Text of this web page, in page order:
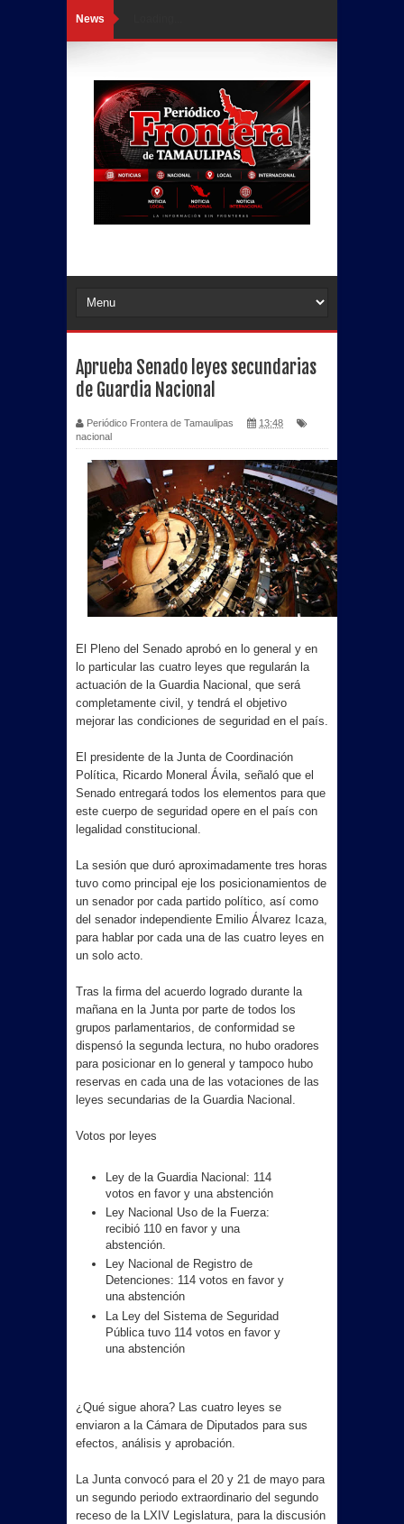
News
Aprueba Senado leyes secundarias
de Guardia Nacional
Periódico Frontera de Tamaulipas
13:48
nacional
El Pleno del Senado aprobó en lo general y en
lo particular las cuatro leyes que regularán la
actuación de la Guardia Nacional, que será
completamente civil, y tendrá el objetivo
mejorar las condiciones de seguridad en el país.
El presidente de la Junta de Coordinación
Política, Ricardo Moneral Ávila, señaló que el
Senado entregará todos los elementos para que
este cuerpo de seguridad opere en el país con
legalidad constitucional.
La sesión que duró aproximadamente tres horas
tuvo como principal eje los posicionamientos de
un senador por cada partido político, así como
del senador independiente Emilio Álvarez Icaza,
para hablar por cada una de las cuatro leyes en
un solo acto.
Tras la firma del acuerdo logrado durante la
mañana en la Junta por parte de todos los
grupos parlamentarios, de conformidad se
dispensó la segunda lectura, no hubo oradores
para posicionar en lo general y tampoco hubo
reservas en cada una de las votaciones de las
leyes secundarias de la Guardia Nacional.
Votos por leyes
Ley de la Guardia Nacional: 114
votos en favor y una abstención
Ley Nacional Uso de la Fuerza:
recibió 110 en favor y una
abstención.
Ley Nacional de Registro de
Detenciones: 114 votos en favor y
una abstención
La Ley del Sistema de Seguridad
Pública tuvo 114 votos en favor y
una abstención
¿Qué sigue ahora? Las cuatro leyes se
enviaron a la Cámara de Diputados para sus
efectos, análisis y aprobación.
La Junta convocó para el 20 y 21 de mayo para
un segundo periodo extraordinario del segundo
receso de la LXIV Legislatura, para la discusión